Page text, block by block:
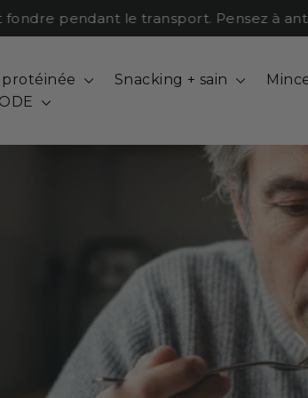
pendant le transport. Pensez à
Snacking + sain